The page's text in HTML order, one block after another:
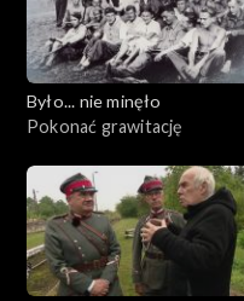
Było... nie minęło
Pokonać grawitację